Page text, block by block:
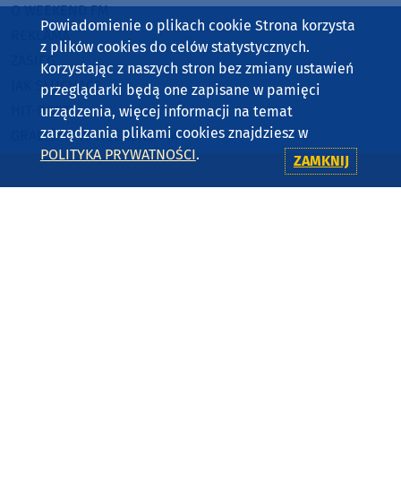
O WEEKEND FM
REKLAMA
ZASIĘG
JAK SŁUCHAĆ?
HIT-PORT
GRALIŚMY W WEEKEND FM
CZĘSTOTLIWOŚCI
Powiadomienie o plikach cookie Strona korzysta
z plików cookies do celów statystycznych.
Korzystając z naszych stron bez zmiany ustawień
przeglądarki będą one zapisane w pamięci
urządzenia, więcej informacji na temat
zarządzania plikami cookies znajdziesz w
POLITYKA PRYWATNOŚCI. ZAMKNIJ